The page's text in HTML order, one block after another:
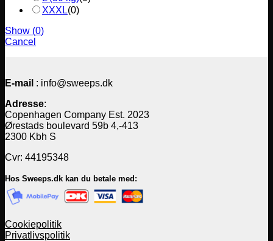
XXXL(0)
Show (0)
Cancel
E-mail : info@sweeps.dk
Adresse:
Copenhagen Company Est. 2023
Ørestads boulevard 59b 4,-413
2300 Kbh S
Cvr: 44195348
Hos Sweeps.dk kan du betale med:
Cookiepolitik
Privatlivspolitik